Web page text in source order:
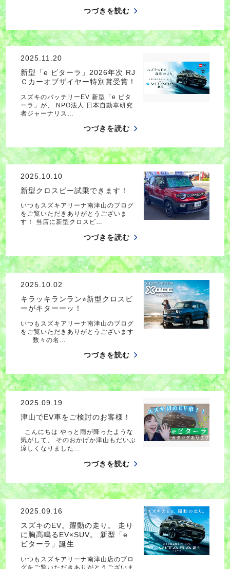
つづきを読む
2025.11.20
新型「e ビターラ」2026年次 RJ
Ｃカーオブザイヤー特別賞受賞！
スズキのバッテリーEV 新型「e ビタ
ーラ」が、 NPO法人 日本自動車研究
者ジャーナリス…
つづきを読む
2025.10.10
新型クロスビー試乗できます！
いつもスズキアリーナ南津山のブログ
をご覧いただきありがとうございま
す！ 当店に新型クロスビ…
つづきを読む
2025.10.02
キラッキランラン⭐︎新型クロスビ
ーがキターーッ！
いつもスズキアリーナ南津山のブログ
をご覧いただきありがとうございます
数々の名…
つづきを読む
2025.09.19
津山でEV車をご検討のお客様！
こんにちは やっと雨が降ったような
気がして、 そのおかげか津山もだいぶ
涼しくなりました…
つづきを読む
2025.09.16
スズキのEV。躍動の走り。 走り
に胸高鳴るEV×SUV。 新型「e
ビターラ」誕生
いつもスズキアリーナ南津山店のブロ
グをご覧いただきありがとうございま